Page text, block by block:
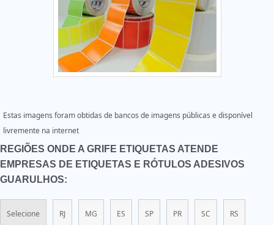
Estas imagens foram obtidas de bancos de imagens públicas e disponível
livremente na internet
REGIÕES ONDE A GRIFE ETIQUETAS ATENDE
EMPRESAS DE ETIQUETAS E RÓTULOS ADESIVOS
GUARULHOS:
Selecione RJ MG ES SP PR SC RS